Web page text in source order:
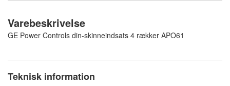
Varebeskrivelse
GE Power Controls din-skinneindsats 4 rækker APO61
Teknisk information